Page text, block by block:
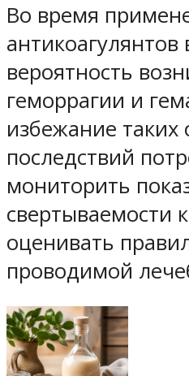
Во время
антикоагулянтов
вероятность
геморрагии и
избежание таких
последствий
мониторить
свертываемости
оценивать
проводимой